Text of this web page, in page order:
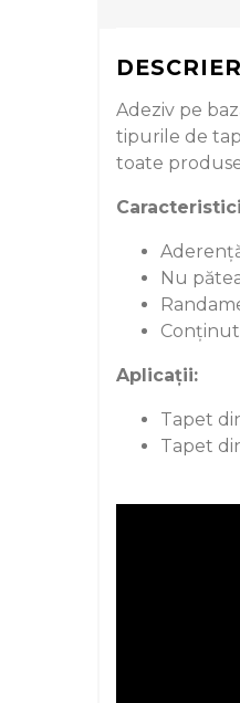
Adeziv pe
tipurile de
toate
Nu
Aplicații:
Tapet
Tapet